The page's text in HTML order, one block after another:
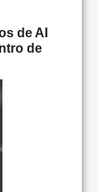
de AI
de